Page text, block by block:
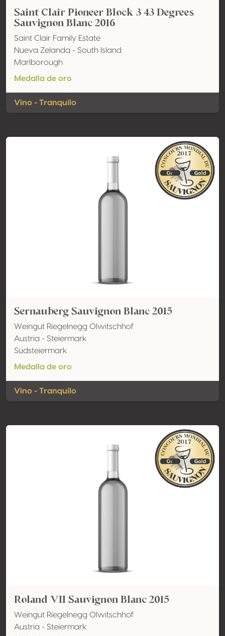
Saint Clair Pioneer Block 3 43 Degrees
Sauvignon Blanc 2016
Saint Clair Family Estate
Nueva Zelanda - South Island
Marlborough
Medalla de oro
Vino - Tranquilo
Sernauberg Sauvignon Blanc 2015
Weingut Riegelnegg Olwitschhof
Austria - Steiermark
Südsteiermark
Medalla de oro
Vino - Tranquilo
Roland VII Sauvignon Blanc 2015
Weingut Riegelnegg Olwitschhof
Austria - Steiermark